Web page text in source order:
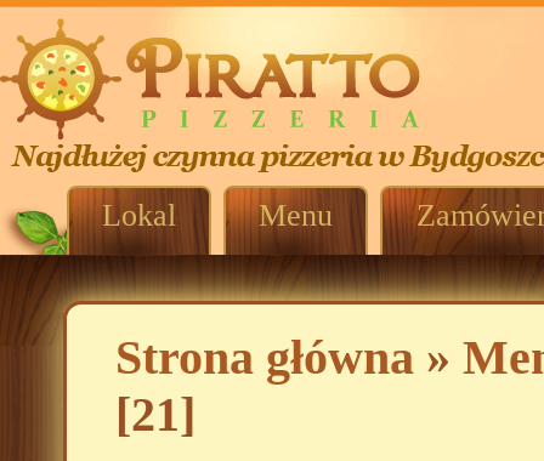
Lokal Menu
Strona główna »
[21]